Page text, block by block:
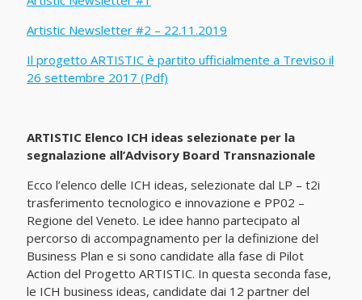
Artistic Newsletter #2 – 22.11.2019
Il progetto ARTISTIC è partito ufficialmente a Treviso il
26 settembre 2017 (Pdf)
ARTISTIC Elenco ICH ideas selezionate per la
segnalazione all’Advisory Board Transnazionale
Ecco l’elenco delle ICH ideas, selezionate dal LP – t2i
trasferimento tecnologico e innovazione e PP02 –
Regione del Veneto. Le idee hanno partecipato al
percorso di accompagnamento per la definizione del
Business Plan e si sono candidate alla fase di Pilot
Action del Progetto ARTISTIC. In questa seconda fase,
le ICH business ideas, candidate dai 12 partner del